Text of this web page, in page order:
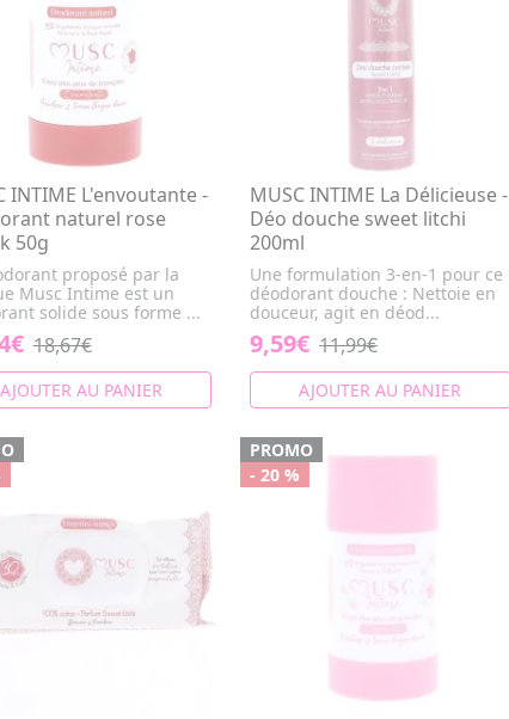
INTIME L'envoutante -
naturel rose
50g
proposé par la
Musc Intime est un
solide sous forme ...
18,67€
AJOUTER AU PANIER
MUSC INTIME La Délicieuse -
Déo douche sweet litchi
200ml
Une formulation 3-en-1 pour ce
déodorant douche : Nettoie en
douceur, agit en déod...
9,59€ 11,99€
AJOUTER AU PANIER
PROMO
- 20 %